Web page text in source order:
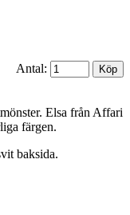
Antal:
Elsa från Affari
färgen.
baksida.